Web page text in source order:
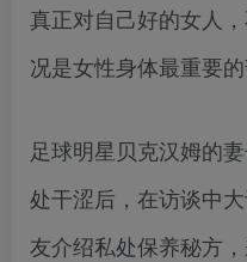
真正对自己好的女人
况是女性身体最重要的
足球明星贝克汉姆的
处干涩后，在访谈中
友介绍私处保养秘方，